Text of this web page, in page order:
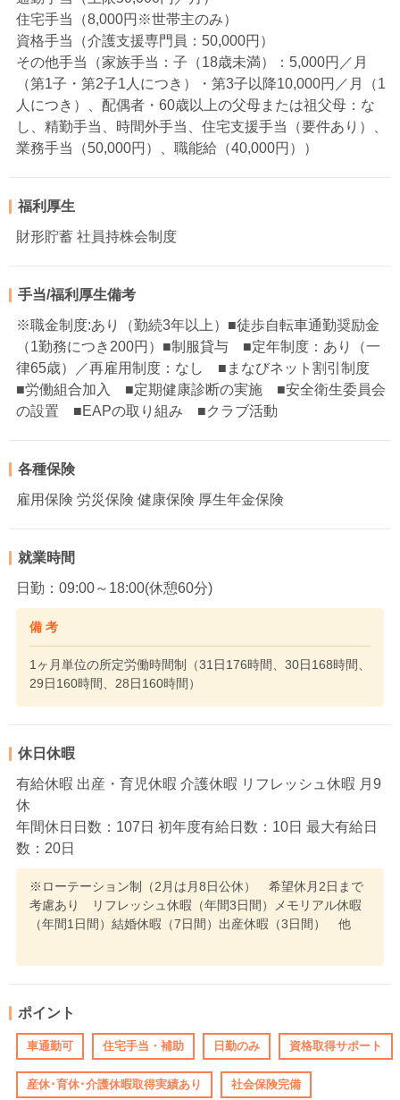
住宅手当（8,000円※世帯主のみ）
資格手当（介護支援専門員：50,000円）
その他手当（家族手当：子（18歳未満）：5,000円／月
（第1子・第2子1人につき）・第3子以降10,000円／月（1
人につき）、配偶者・60歳以上の父母または祖父母：な
し、精勤手当、時間外手当、住宅支援手当（要件あり）、
業務手当（50,000円）、職能給（40,000円））
福利厚生
財形貯蓄 社員持株会制度
手当/福利厚生備考
※職金制度:あり（勤続3年以上）■徒歩自転車通勤奨励金
（1勤務につき200円）■制服貸与 ■定年制度：あり（一
律65歳）／再雇用制度：なし ■まなびネット割引制度
■労働組合加入 ■定期健康診断の実施 ■安全衛生委員会
の設置 ■EAPの取り組み ■クラブ活動
各種保険
雇用保険 労災保険 健康保険 厚生年金保険
就業時間
日勤：09:00～18:00(休憩60分)
備 考
1ヶ月単位の所定労働時間制（31日176時間、30日168時間、
29日160時間、28日160時間）
休日休暇
有給休暇 出産・育児休暇 介護休暇 リフレッシュ休暇 月9
休
年間休日日数：107日 初年度有給日数：10日 最大有給日
数：20日
※ローテーション制（2月は月8日公休） 希望休月2日まで
考慮あり リフレッシュ休暇（年間3日間）メモリアル休暇
（年間1日間）結婚休暇（7日間）出産休暇（3日間） 他
ポイント
車通勤可 住宅手当・補助 日勤のみ 資格取得サポート
産休･育休･介護休暇取得実績あり 社会保険完備